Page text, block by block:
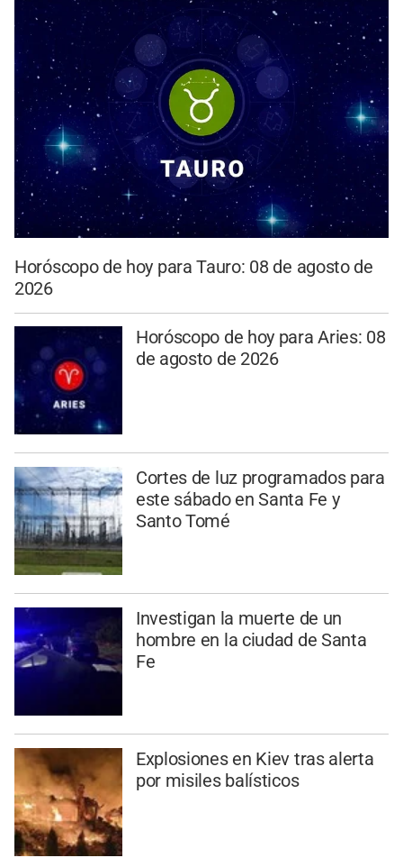
Horóscopo de hoy para Tauro: 08 de agosto de
2026
Horóscopo de hoy para Aries: 08
de agosto de 2026
Cortes de luz programados para
este sábado en Santa Fe y
Santo Tomé
Investigan la muerte de un
hombre en la ciudad de Santa
Fe
Explosiones en Kiev tras alerta
por misiles balísticos